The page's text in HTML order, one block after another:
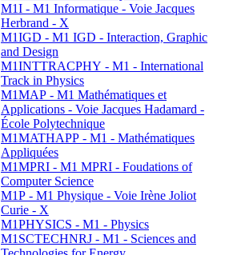
M1I - M1 Informatique - Voie Jacques
Herbrand - X
M1IGD - M1 IGD - Interaction, Graphic
and Design
M1INTTRACPHY - M1 - International
Track in Physics
M1MAP - M1 Mathématiques et
Applications - Voie Jacques Hadamard -
École Polytechnique
M1MATHAPP - M1 - Mathématiques
Appliquées
M1MPRI - M1 MPRI - Foudations of
Computer Science
M1P - M1 Physique - Voie Irène Joliot
Curie - X
M1PHYSICS - M1 - Physics
M1SCTECHNRJ - M1 - Sciences and